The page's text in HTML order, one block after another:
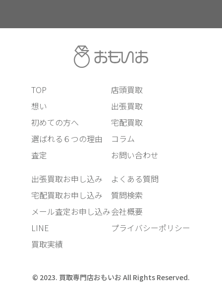
TOP
想い
初めての方へ
選ばれる６つの理由
査定
店頭買取
出張買取
宅配買取
コラム
お問い合わせ
出張買取お申し込み
宅配買取お申し込み
メール査定お申し込み
LINE
買取実績
よくある質問
質問検索
会社概要
プライバシーポリシー
© 2023. 買取専門店おもいお All Rights Reserved.